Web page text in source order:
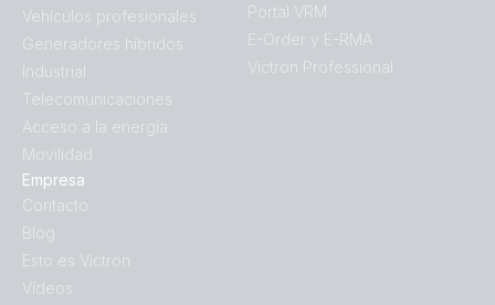
Vehículos profesionales
Generadores híbridos
Industrial
Telecomunicaciones
Acceso a la energía
Movilidad
Empresa
Contacto
Blog
Esto es Victron
Vídeos
Portal VRM
E-Order y E-RMA
Victron Professional